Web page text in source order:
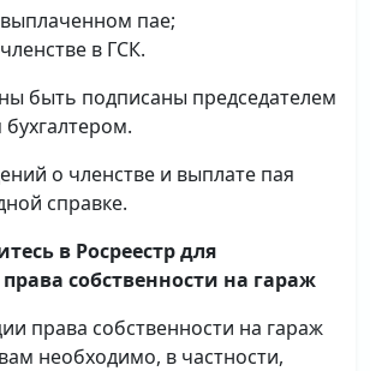
пае;
в ГСК.
быть подписаны председателем
о членстве и выплате пая
справке.
в Росреестр для
собственности на гараж
права собственности на гараж
необходимо, в частности,